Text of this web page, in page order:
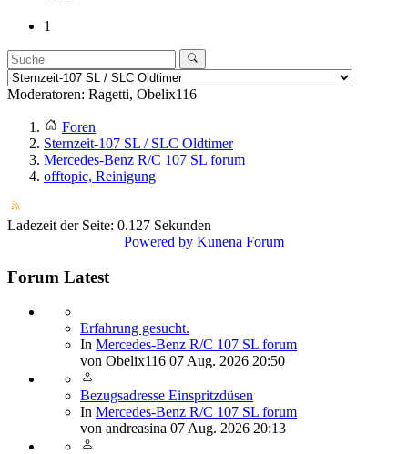
1
Moderatoren: Ragetti, Obelix116
Foren
Sternzeit-107 SL / SLC Oldtimer
Mercedes-Benz R/C 107 SL forum
offtopic, Reinigung
Ladezeit der Seite: 0.127 Sekunden
Powered by Kunena Forum
Forum Latest
Erfahrung gesucht.
In Mercedes-Benz R/C 107 SL forum
von Obelix116 07 Aug. 2026 20:50
Bezugsadresse Einspritzdüsen
In Mercedes-Benz R/C 107 SL forum
von andreasina 07 Aug. 2026 20:13